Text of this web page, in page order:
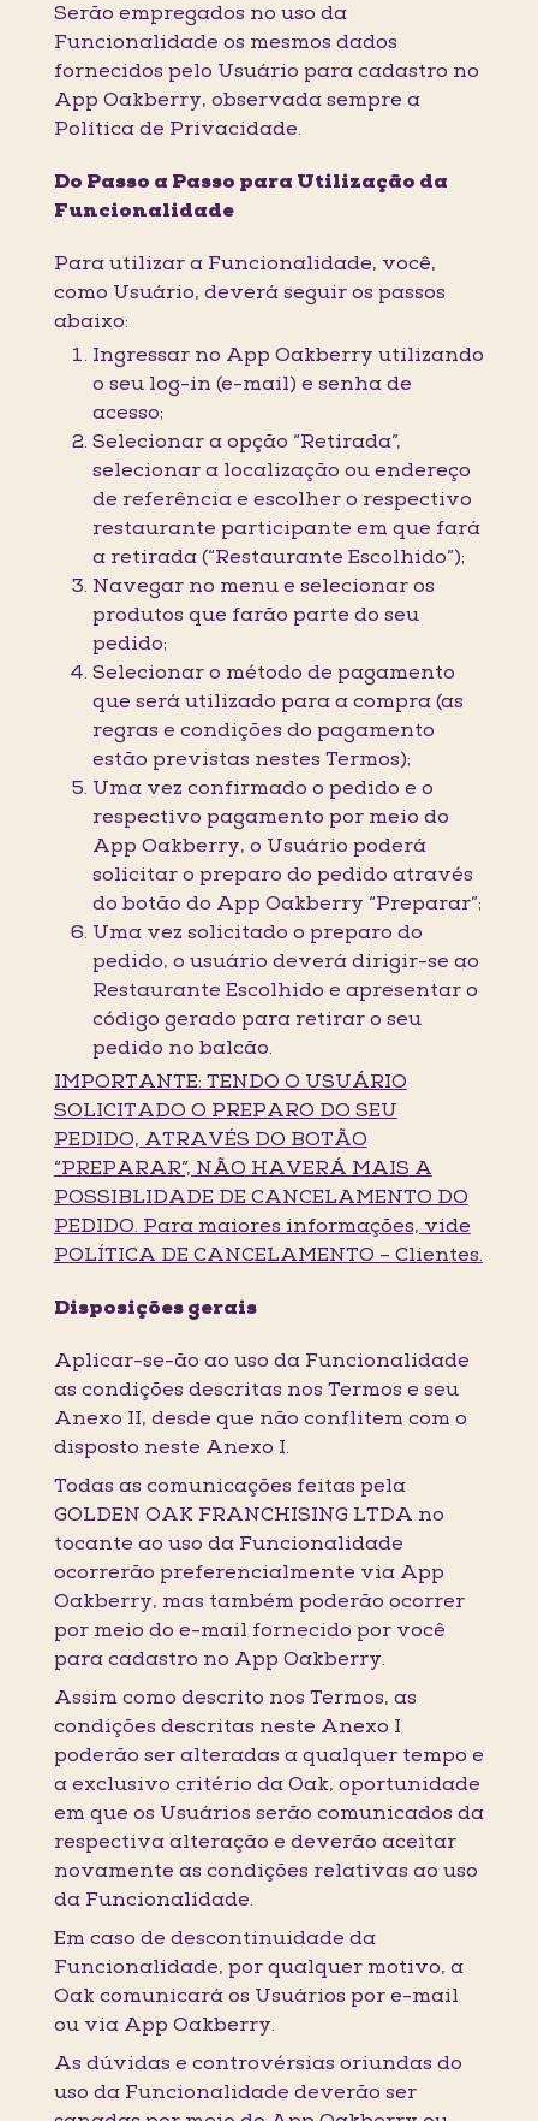
Serão empregados no uso da
Funcionalidade os mesmos dados
fornecidos pelo Usuário para cadastro no
App Oakberry, observada sempre a
Política de Privacidade.
Do Passo a Passo para Utilização da
Funcionalidade
Para utilizar a Funcionalidade, você,
como Usuário, deverá seguir os passos
abaixo:
Ingressar no App Oakberry utilizando
o seu log-in (e-mail) e senha de
acesso;
Selecionar a opção “Retirada”,
selecionar a localização ou endereço
de referência e escolher o respectivo
restaurante participante em que fará
a retirada (“Restaurante Escolhido”);
Navegar no menu e selecionar os
produtos que farão parte do seu
pedido;
Selecionar o método de pagamento
que será utilizado para a compra (as
regras e condições do pagamento
estão previstas nestes Termos);
Uma vez confirmado o pedido e o
respectivo pagamento por meio do
App Oakberry, o Usuário poderá
solicitar o preparo do pedido através
do botão do App Oakberry “Preparar”;
Uma vez solicitado o preparo do
pedido, o usuário deverá dirigir-se ao
Restaurante Escolhido e apresentar o
código gerado para retirar o seu
pedido no balcão.
IMPORTANTE: TENDO O USUÁRIO
SOLICITADO O PREPARO DO SEU
PEDIDO, ATRAVÉS DO BOTÃO
“PREPARAR”, NÃO HAVERÁ MAIS A
POSSIBLIDADE DE CANCELAMENTO DO
PEDIDO. Para maiores informações, vide
POLÍTICA DE CANCELAMENTO – Clientes.
Disposições gerais
Aplicar-se-ão ao uso da Funcionalidade
as condições descritas nos Termos e seu
Anexo II, desde que não conflitem com o
disposto neste Anexo I.
Todas as comunicações feitas pela
GOLDEN OAK FRANCHISING LTDA no
tocante ao uso da Funcionalidade
ocorrerão preferencialmente via App
Oakberry, mas também poderão ocorrer
por meio do e-mail fornecido por você
para cadastro no App Oakberry.
Assim como descrito nos Termos, as
condições descritas neste Anexo I
poderão ser alteradas a qualquer tempo e
a exclusivo critério da Oak, oportunidade
em que os Usuários serão comunicados da
respectiva alteração e deverão aceitar
novamente as condições relativas ao uso
da Funcionalidade.
Em caso de descontinuidade da
Funcionalidade, por qualquer motivo, a
Oak comunicará os Usuários por e-mail
ou via App Oakberry.
As dúvidas e controvérsias oriundas do
uso da Funcionalidade deverão ser